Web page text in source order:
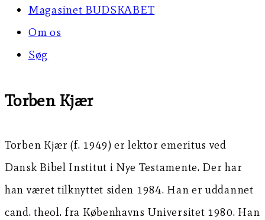
Magasinet BUDSKABET
Om os
Søg
Torben Kjær
Torben Kjær (f. 1949) er lektor emeritus ved
Dansk Bibel Institut i Nye Testamente. Der har
han været tilknyttet siden 1984. Han er uddannet
cand. theol. fra Københavns Universitet 1980. Han